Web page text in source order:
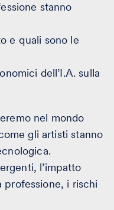
stanno
e quali sono le
dell’I.A. sulla
nel mondo
gli artisti stanno
l’impatto
professione, i rischi